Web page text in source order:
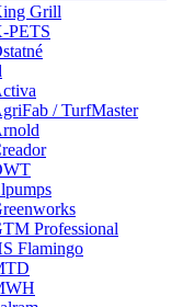
Grill
PETS
/ TurfMaster
Professional
Flamingo